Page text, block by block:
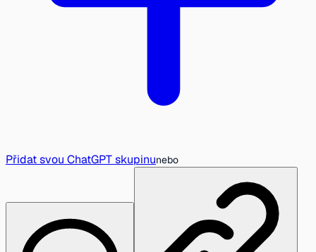
Přidat svou ChatGPT skupinunebo